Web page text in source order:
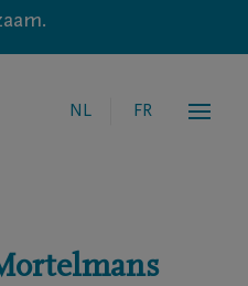
NL FR